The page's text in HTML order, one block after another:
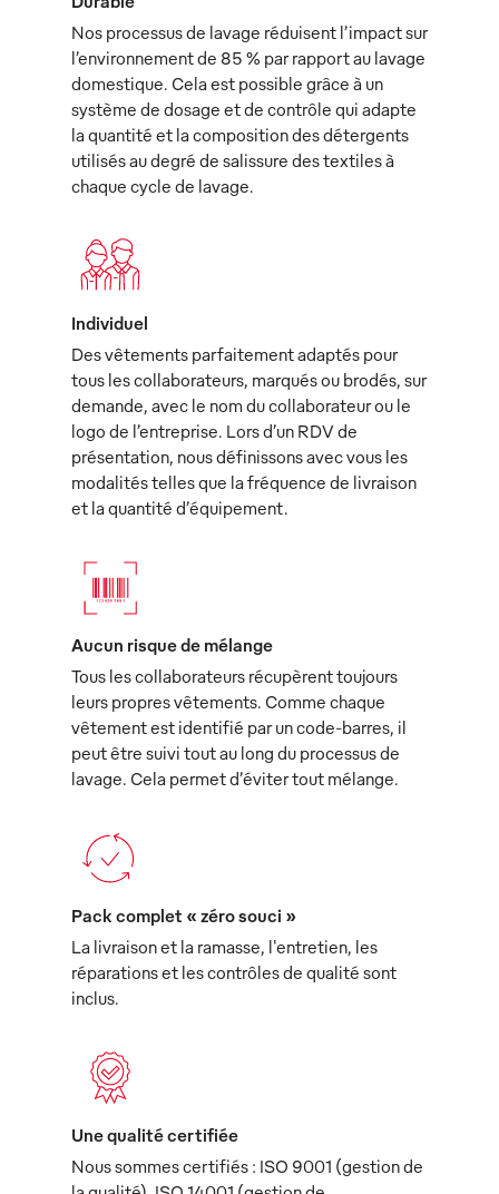
Nos processus de lavage réduisent l’impact sur
l’environnement de 85 % par rapport au lavage
domestique. Cela est possible grâce à un
système de dosage et de contrôle qui adapte
la quantité et la composition des détergents
utilisés au degré de salissure des textiles à
chaque cycle de lavage.
Individuel
Des vêtements parfaitement adaptés pour
tous les collaborateurs, marqués ou brodés, sur
demande, avec le nom du collaborateur ou le
logo de l’entreprise. Lors d’un RDV de
présentation, nous définissons avec vous les
modalités telles que la fréquence de livraison
et la quantité d’équipement.
Aucun risque de mélange
Tous les collaborateurs récupèrent toujours
leurs propres vêtements. Comme chaque
vêtement est identifié par un code-barres, il
peut être suivi tout au long du processus de
lavage. Cela permet d’éviter tout mélange.
Pack complet « zéro souci »
La livraison et la ramasse, l'entretien, les
réparations et les contrôles de qualité sont
inclus.
Une qualité certifiée
Nous sommes certifiés : ISO 9001 (gestion de